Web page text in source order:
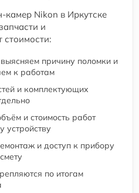
Nikon в Иркутске
и
стоимости:
причину поломки и
к работам
и комплектующих
и стоимость работ
устройству
и доступ к прибору
по итогам